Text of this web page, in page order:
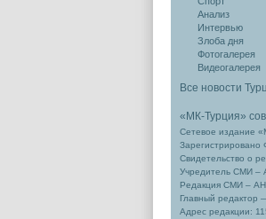
Анализ
Интервью
Злоба дня
Фотогалерея
Видеогалерея
Все новости
«МК-Турция»
Сетевое издание
Зарегистрировано
Свидетельство о
Учредитель СМИ –
Редакция СМИ –
Главный
Адрес редакции: